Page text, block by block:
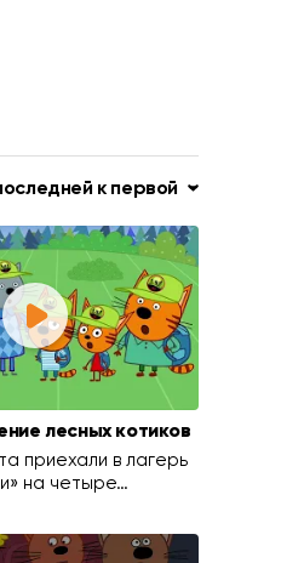
к первой
лесных котиков
приехали в лагерь
на четыре…